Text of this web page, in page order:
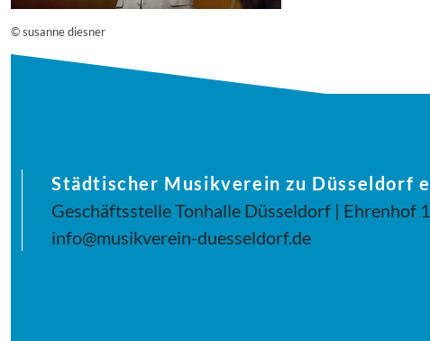
© susanne diesner
Städtischer Musikverein zu Düsseldorf
Geschäftsstelle Tonhalle Düsseldorf | Ehrenhof
info@musikverein-duesseldorf.de